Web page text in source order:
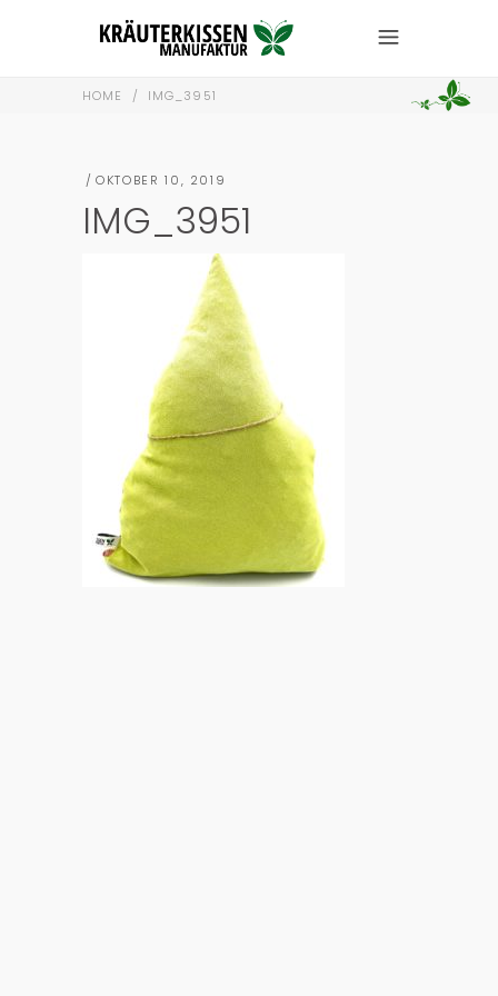
HOME / IMG_3951
OKTOBER 10, 2019
IMG_3951